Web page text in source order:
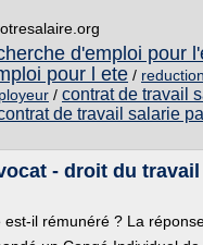
d'emploi pour
pour l ete /
/ contrat de travail
de travail salarie
- droit du travail
est-il rémunéré ? La